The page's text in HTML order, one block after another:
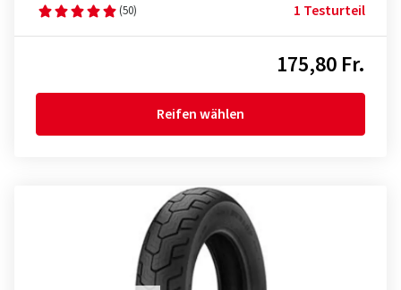
(50) 1 Testurteil
175,80 Fr.
Reifen wählen